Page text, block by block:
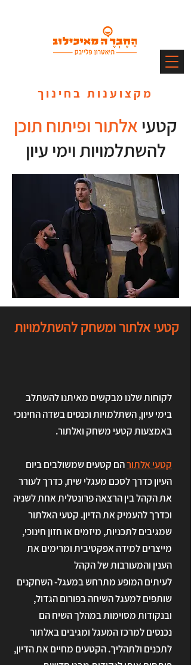
מקצוענות בחינוך
קטעיאלתור ופיתוח תוכן
להשתלמויות וימי עיון
קטעי אלתור ומשחק להשתלמויות
לקוחות שלנו מבקשים מאיתנו להשתלב
בימי עיון, השתלמויות וכנסים בשדה החינוכי
באמצעות קטעי משחק ואלתור.
קטעי אלתורהם קטעים שמשולבים ביום
העיון כדרך לסכם מעגלי שיח, כדרך לעורר
את הקהל בין הרצאה פרונטלית אחת לשניה
וכדרך להעמיק את הדיון. קטעי האלתור
שמגיבים לתכניות, מיזמים או חזון חינוכי,
מייצרים למידה אפקטיבית ומרימים את
הענין והמעורבות של הקהל
לעיתים המופע מתרחש במעגל- השחקנים
שותפים למעגל השיחה בפורום הגדול,
ובנקודות מסוימות במהלך השיח הם
נכנסים למרכז המעגל ומגיבים באלתור
לתכנים ולתהליך. הקטעים מחיים את הדיון,